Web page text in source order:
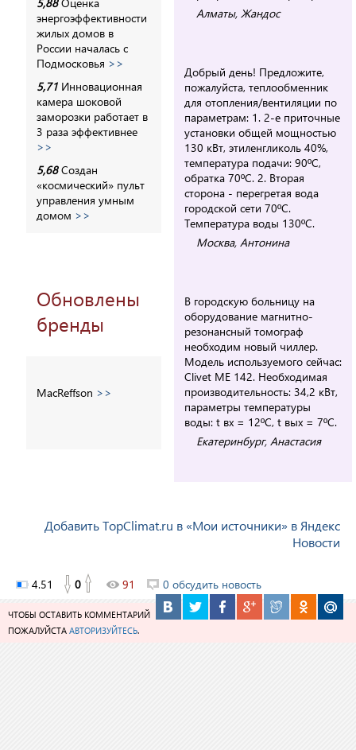
энергоэффективности
жилых домов в
России началась с
Подмосковья >>
5,71 Инновационная
камера шоковой
заморозки работает в
3 раза эффективнее
>>
5,68Создан
«космический» пульт
управления умным
домом >>
Обновлены
бренды
MacReffson >>
Алматы, Жандос
Добрый день! Предложите,
пожалуйста, теплообменник
для отопления/вентиляции по
параметрам: 1. 2-е приточные
установки общей мощностью
130 кВт, этиленгликоль 40%,
температура подачи: 90ºС,
обратка 70ºС. 2. Вторая
сторона - перегретая вода
городской сети 70ºС.
Температура воды 130ºС.
Москва, Антонина
В городскую больницу на
оборудование магнитно-
резонансный томограф
необходим новый чиллер.
Модель используемого сейчас:
Clivet ME 142. Необходимая
производительность: 34,2 кВт,
параметры температуры
воды: t вх = 12ºC, t вых = 7ºC.
Екатеринбург, Анастасия
Добавить TopClimat.ru в «Мои источники» в Яндекс
Новости
4.51 0 91 0 обсудить новость
ЧТОБЫ ОСТАВИТЬ КОММЕНТАРИЙ
ПОЖАЛУЙСТА АВТОРИЗУЙТЕСЬ.